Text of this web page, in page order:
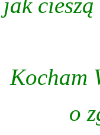
Kocham
o